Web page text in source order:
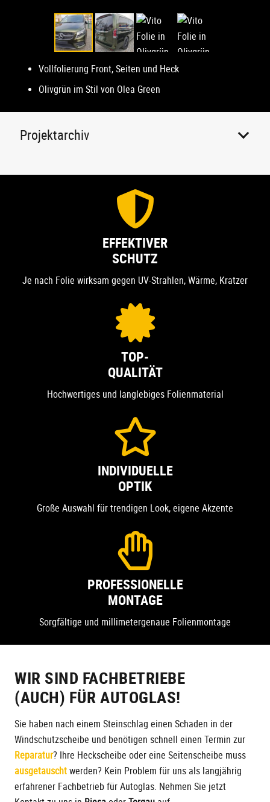
Vollfolierung Front, Seiten und Heck
Olivgrün im Stil von Olea Green
Projektarchiv
EFFEKTIVER
SCHUTZ
Je nach Folie wirksam gegen UV-Strahlen, Wärme, Kratzer
TOP-
QUALITÄT
Hochwertiges und langlebiges Folienmaterial
INDIVIDUELLE
OPTIK
Große Auswahl für trendigen Look, eigene Akzente
PROFESSIONELLE
MONTAGE
Sorgfältige und millimetergenaue Folienmontage
WIR SIND FACHBETRIEBE
(AUCH) FÜR AUTOGLAS!
Sie haben nach einem Steinschlag einen Schaden in der
Windschutzscheibe und benötigen schnell einen Termin zur
Reparatur? Ihre Heckscheibe oder eine Seitenscheibe muss
ausgetauscht werden? Kein Problem für uns als langjährig
erfahrener Fachbetrieb für Autoglas. Nehmen Sie jetzt